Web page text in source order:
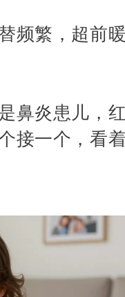
频繁，超前暖
鼻炎患儿，红
接一个，看着